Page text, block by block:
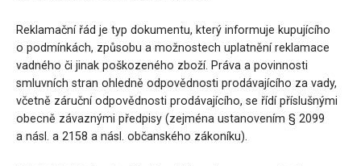
Reklamační řád je typ dokumentu, který informuje kupujícího
o podmínkách, způsobu a možnostech uplatnění reklamace
vadného či jinak poškozeného zboží. Práva a povinnosti
smluvních stran ohledně odpovědnosti prodávajícího za vady,
včetně záruční odpovědnosti prodávajícího, se řídí příslušnými
obecně závaznými předpisy (zejména ustanovením § 2099
a násl. a 2158 a násl. občanského zákoníku).